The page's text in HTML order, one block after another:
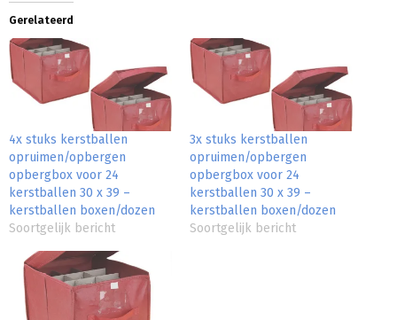
Gerelateerd
4x stuks kerstballen
opruimen/opbergen
opbergbox voor 24
kerstballen 30 x 39 –
kerstballen boxen/dozen
Soortgelijk bericht
3x stuks kerstballen
opruimen/opbergen
opbergbox voor 24
kerstballen 30 x 39 –
kerstballen boxen/dozen
Soortgelijk bericht